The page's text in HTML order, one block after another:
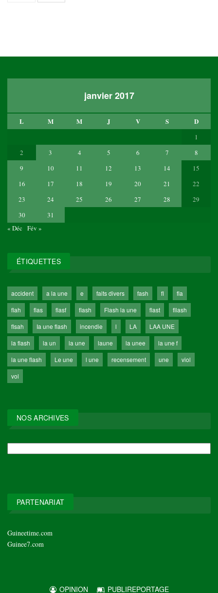
janvier 2017
L M M J V S D
1
2
3 4 5 6 7
8
9
10 11 12 13 14
15
16
17 18 19 20 21
22
23
24 25 26 27 28
29
30
31
« Déc Fév »
ÉTIQUETTES
accident a la une e faits divers fash fl
fla
flah
flas flasf flash Flash la une flast
fllash
flsah
Ia une flash incendie l LA
LAA UNE
la flash
la un la une laune la unee
la une f
la une flash
Le une l une recensement une
viol
vol
NOS ARCHIVES
PARTENARIAT
Guineetime.com
Guinee7.com
OPINION PUBLIREPORTAGE